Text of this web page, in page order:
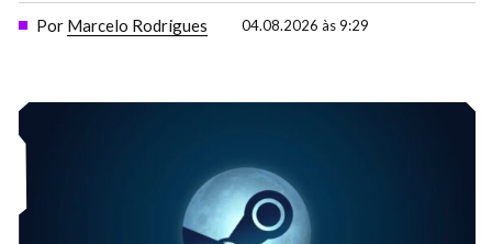
Por Marcelo Rodrigues 04.08.2026 às 9:29